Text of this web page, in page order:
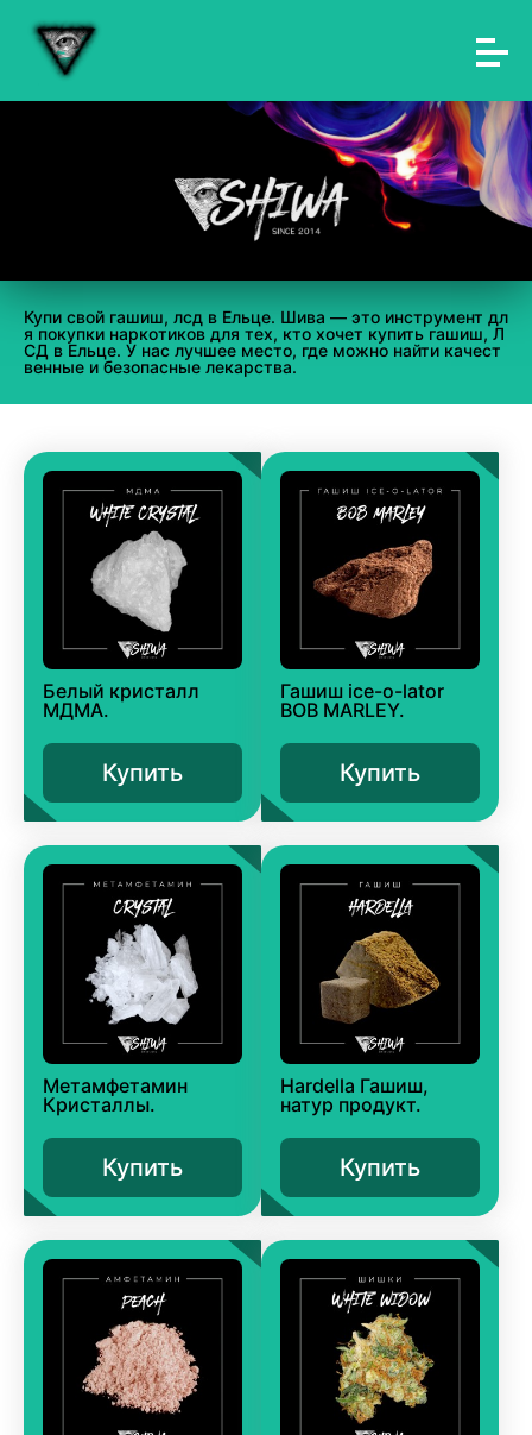
Купи свой гашиш, лсд в Ельце. Шива — это инструмент дл
я покупки наркотиков для тех, кто хочет купить гашиш, Л
СД в Ельце. У нас лучшее место, где можно найти качест
венные и безопасные лекарства.
Белый кристалл
МДМА.
Купить
Гашиш ice-o-lator
BOB MARLEY.
Купить
Метамфетамин
Кристаллы.
Купить
Hardella Гашиш,
натур продукт.
Купить